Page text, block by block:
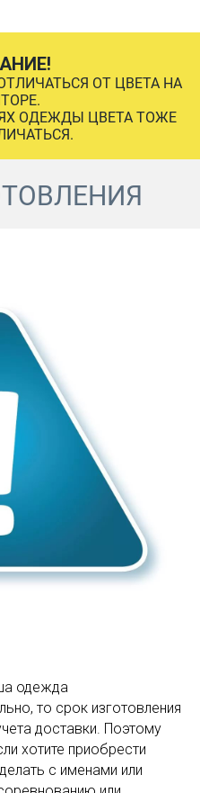
ОТ ЦВЕТА НА
ОДЕЖДЫ ЦВЕТА ТОЖЕ
одежда
то срок изготовления
доставки. Поэтому
хотите приобрести
с именами или